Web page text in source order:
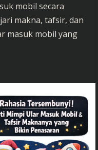
mobil secara
makna, tafsir, dan
masuk mobil yang